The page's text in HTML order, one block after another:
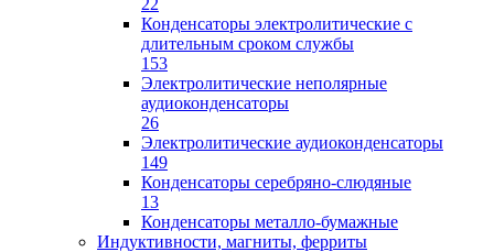
Конденсаторы электролитические с
длительным сроком службы
153
Электролитические неполярные
аудиоконденсаторы
26
Электролитические аудиоконденсаторы
149
Конденсаторы серебряно-слюдяные
13
Конденсаторы металло-бумажные
Индуктивности, магниты, ферриты